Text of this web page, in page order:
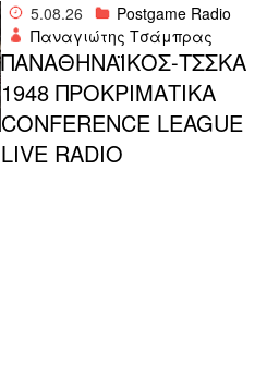
5.08.26
Postgame Radio
Παναγιώτης Τσάμπρας
ΠΑΝΑΘΗΝΑΪΚΟΣ-ΤΣΣΚΑ
1948 ΠΡΟΚΡΙΜΑΤΙΚΑ
CONFERENCE LEAGUE
LIVE RADIO